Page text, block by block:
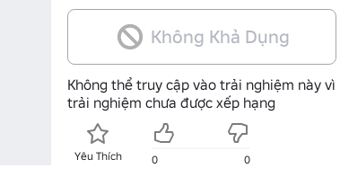
Không Khả Dụng
Không thể truy cập vào trải nghiệm này vì
trải nghiệm chưa được xếp hạng
Yêu Thích 0 0